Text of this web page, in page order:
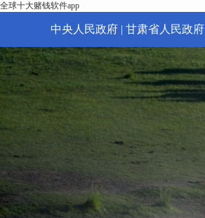
全球十大赌钱软件app
中央人民政府 | 甘肃省人民政府